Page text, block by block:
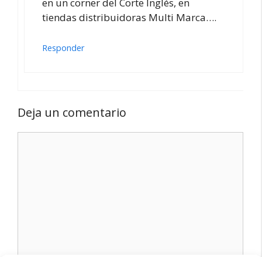
en un corner del Corte Inglés, en
tiendas distribuidoras Multi Marca….
Responder
Deja un comentario